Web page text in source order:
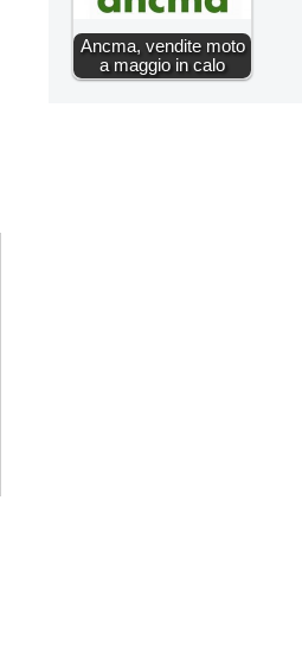
Ancma, vendite moto
a maggio in calo